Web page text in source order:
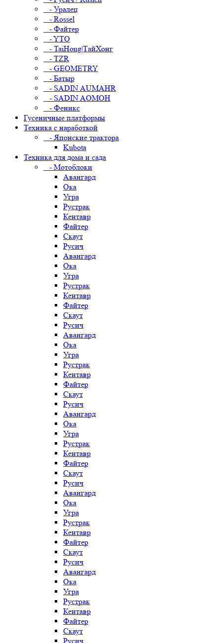
- Уралец
- Rossel
- Файтер
- YTO
- TaiHong|ТайХонг
- TZR
- GEOMETRY
- Батыр
- SADIN AUMAHR
- SADIN AOMOH
- Феникс
Гусеничные платформы
Техника с наработкой
- Японские трактора
Kubota
Техника для дома и сада
- Мотоблоки
Авангард
Ока
Угра
Рустрак
Кентавр
Файтер
Скаут
Русич
Авангард
Ока
Угра
Рустрак
Кентавр
Файтер
Скаут
Русич
Авангард
Ока
Угра
Рустрак
Кентавр
Файтер
Скаут
Русич
Авангард
Ока
Угра
Рустрак
Кентавр
Файтер
Скаут
Русич
Авангард
Ока
Угра
Рустрак
Кентавр
Файтер
Скаут
Русич
Авангард
Ока
Угра
Рустрак
Кентавр
Файтер
Скаут
Русич